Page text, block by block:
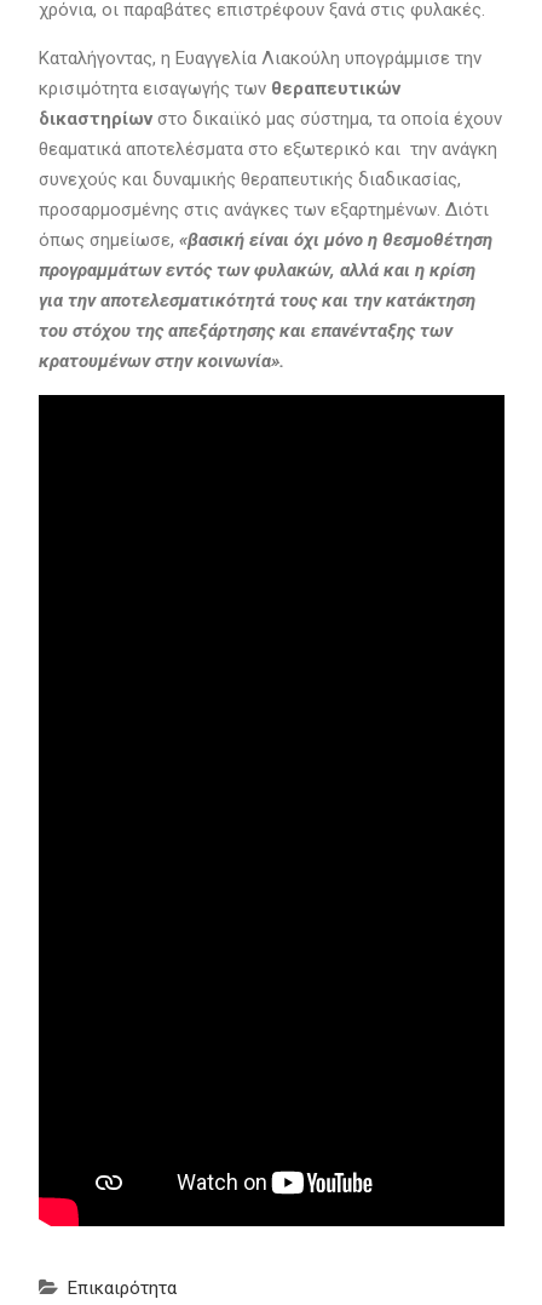
χρόνια, οι παραβάτες επιστρέφουν ξανά στις φυλακές.
Καταλήγοντας, η Ευαγγελία Λιακούλη υπογράμμισε την
κρισιμότητα εισαγωγής των θεραπευτικών
δικαστηρίωνστο δικαιϊκό μας σύστημα, τα οποία έχουν
θεαματικά αποτελέσματα στο εξωτερικό και την ανάγκη
συνεχούς και δυναμικής θεραπευτικής διαδικασίας,
προσαρμοσμένης στις ανάγκες των εξαρτημένων. Διότι
όπως σημείωσε, «βασική είναι όχι μόνο η θεσμοθέτηση
προγραμμάτων εντός των φυλακών, αλλά και η κρίση
για την αποτελεσματικότητά τους και την κατάκτηση
του στόχου της απεξάρτησης και επανένταξης των
κρατουμένων στην κοινωνία».
Επικαιρότητα